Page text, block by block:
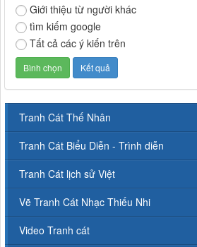
Giới thiệu từ người khác
tìm kiếm google
Tất cả các ý kiến trên
Tranh Cát Thế Nhân
Tranh Cát Biểu Diễn - Trình diễn
Tranh Cát lịch sử Việt
Vẽ Tranh Cát Nhạc Thiếu Nhi
Video Tranh cát